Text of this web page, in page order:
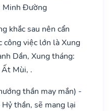
Minh Đường
khắc sau nên cẩn
công việc lớn là Xung
Dần, Xung tháng:
Ất Mùi, .
thần may mắn) -
thần, sẽ mang lại